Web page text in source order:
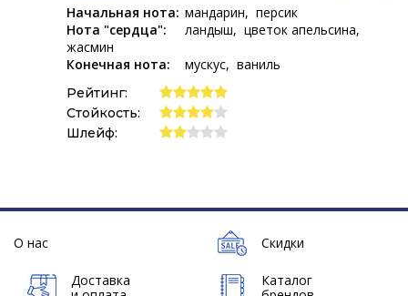
Начальная нота: мандарин
персик
Нота "сердца":
ландыш
цветок апельсина
жасмин
Конечная нота:
мускус ваниль
Рейтинг:
Стойкость:
Шлейф:
О нас Скидки
Доставка
Каталог